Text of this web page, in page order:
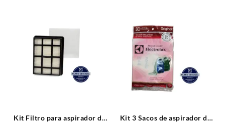
Kit Filtro para aspirador de
Kit 3 Sacos de aspirador de